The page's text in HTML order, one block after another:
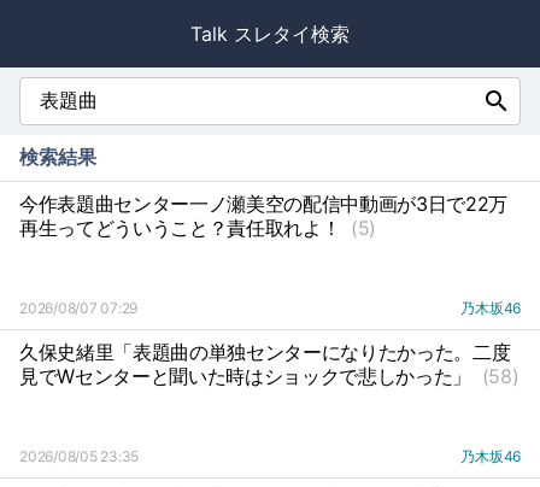
Talk スレタイ検索
search
検索結果
今作表題曲センター一ノ瀬美空の配信中動画が3日で22万
再生ってどういうこと？責任取れよ！
(5)
2026/08/07 07:29 乃木坂46
久保史緒里「表題曲の単独センターになりたかった。二度
見でWセンターと聞いた時はショックで悲しかった」
(58)
2026/08/05 23:35 乃木坂46